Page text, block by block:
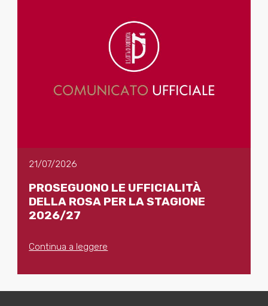
21/07/2026
PROSEGUONO LE UFFICIALITÀ
DELLA ROSA PER LA STAGIONE
2026/27
Continua a leggere